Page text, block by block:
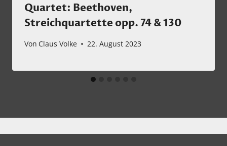
Quartet: Beethoven,
Streichquartette opp. 74 & 130
Von Claus Volke 22. August 2023